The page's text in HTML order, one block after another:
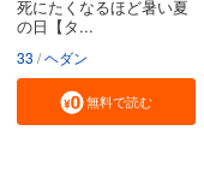
死にたくなるほど暑い夏
の日【タ...
33 ヘダン
無料で読む